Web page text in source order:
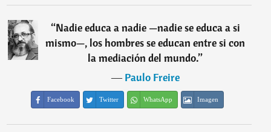
“Nadie educa a nadie —nadie se educa a si
mismo—, los hombres se educan entre si con
la mediación del mundo.”
―Paulo Freire
Facebook Twitter WhatsApp Imagen